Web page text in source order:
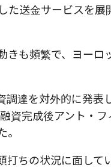
た送金サービスを展
も頻繁で、ヨーロ
達を対外的に発表
資完成後アント・
打ちの状況に面して